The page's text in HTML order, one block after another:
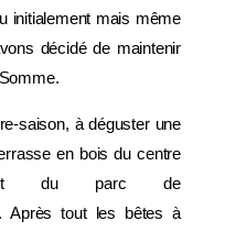
initialement mais même
décidé de maintenir
saison, à déguster une
en bois du centre
du parc de
Après tout les bêtes à